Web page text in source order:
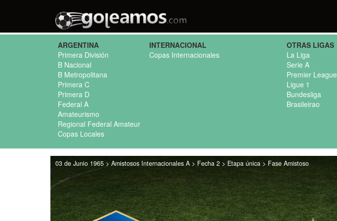
ARGENTINA
Primera División
B Nacional
B Metropolitana
Primera C
Primera D
Federal A
Amateurismo
Regional Federal Amateur
Copas Locales
INTERNACIONAL
Copas Internacionales
OTRAS LIGAS
La Liga
Serie A
Premier League
Ligue 1
Bundesliga
Brasileirao
03 de Junio 1965 > Amistosos Internacionales A > Fecha 2 > Etapa única > Fase Amistoso